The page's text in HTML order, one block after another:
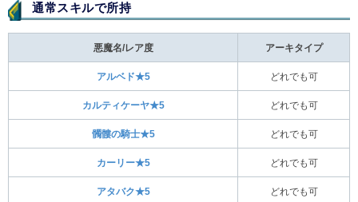
通常スキルで所持
悪魔名/レア度 アーキタイプ
アルベド★5 どれでも可
カルティケーヤ★5 どれでも可
髑髏の騎士★5 どれでも可
カーリー★5 どれでも可
アタバク★5 どれでも可